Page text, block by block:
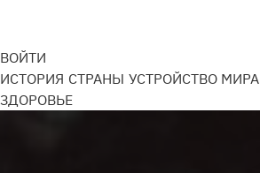
ВОЙТИ
ИСТОРИЯ СТРАНЫ УСТРОЙСТВО МИРА
ЗДОРОВЬЕ